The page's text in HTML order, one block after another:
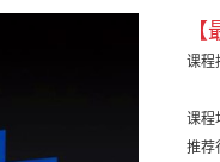
课程
课程
推荐